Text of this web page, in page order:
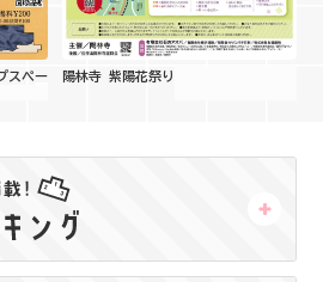
スペー
陽林寺 紫陽花祭り